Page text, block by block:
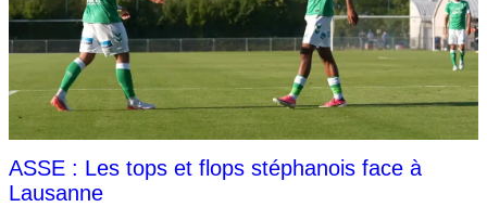
ASSE : Les tops et flops stéphanois face à
Lausanne